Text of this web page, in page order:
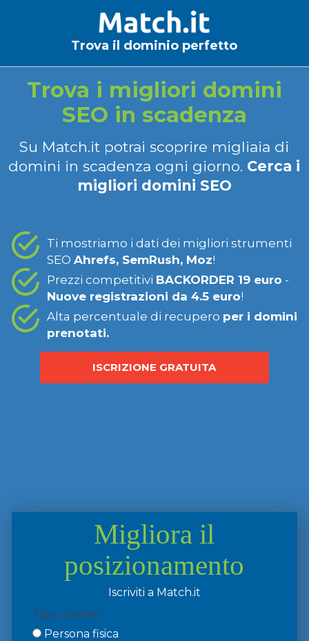
Trova il dominio perfetto
Trova i migliori domini
SEO in scadenza
Su Match.it potrai scoprire migliaia di
domini in scadenza ogni giorno. Cerca i
migliori domini SEO
Ti mostriamo i dati dei migliori strumenti
SEO Ahrefs, SemRush, Moz!
Prezzi competitivi BACKORDER 19 euro -
Nuove registrazioni da 4.5 euro!
Alta percentuale di recupero per i domini
prenotati.
ISCRIZIONE GRATUITA
Migliora il
posizionamento
Iscriviti a Match.it
Tipo utente
Persona fisica